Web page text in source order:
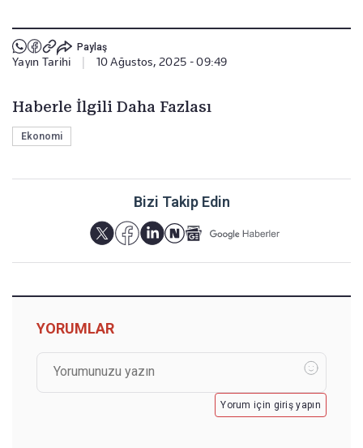
Paylaş
Yayın Tarihi 10 Ağustos, 2025 - 09:49
Haberle İlgili Daha Fazlası
Ekonomi
Bizi Takip Edin
YORUMLAR
Yorum için giriş yapın